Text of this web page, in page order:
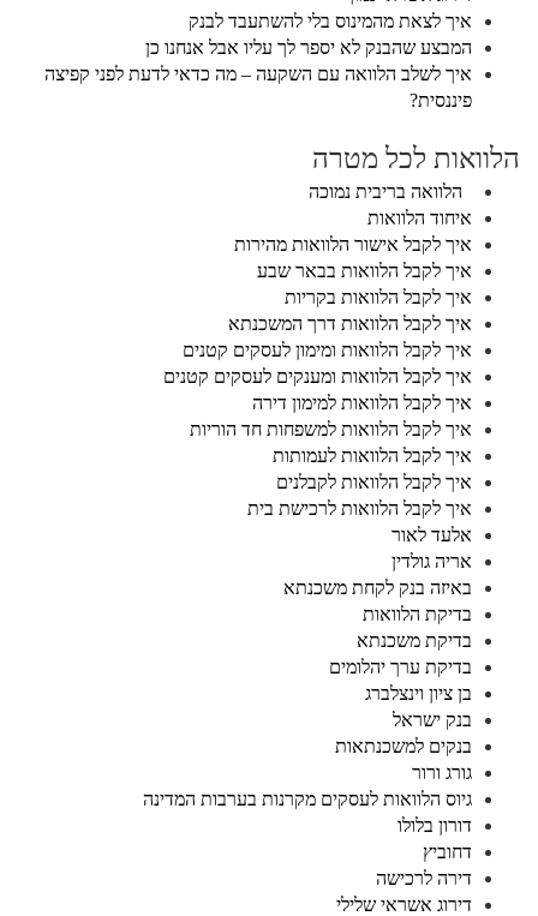
איך לצאת מהמינוס בלי להשתעבד לבנק
המבצע שהבנק לא יספר לך עליו אבל אנחנו כן
איך לשלב הלוואה עם השקעה – מה כדאי לדעת לפני קפיצה
פיננסית?
הלוואות לכל מטרה
הלוואה בריבית נמוכה
איחוד הלוואות
איך לקבל אישור הלוואות מהירות
איך לקבל הלוואות בבאר שבע
איך לקבל הלוואות בקריות
איך לקבל הלוואות דרך המשכנתא
איך לקבל הלוואות ומימון לעסקים קטנים
איך לקבל הלוואות ומענקים לעסקים קטנים
איך לקבל הלוואות למימון דירה
איך לקבל הלוואות למשפחות חד הוריות
איך לקבל הלוואות לעמותות
איך לקבל הלוואות לקבלנים
איך לקבל הלוואות לרכישת בית
אלעד לאור
אריה גולדין
באיזה בנק לקחת משכנתא
בדיקת הלוואות
בדיקת משכנתא
בדיקת ערך יהלומים
בן ציון וינצלברג
בנק ישראל
בנקים למשכנתאות
גורג ורור
גיוס הלוואות לעסקים מקרנות בערבות המדינה
דורון בלולו
דחוביץ
דירה לרכישה
דירוג אשראי שלילי